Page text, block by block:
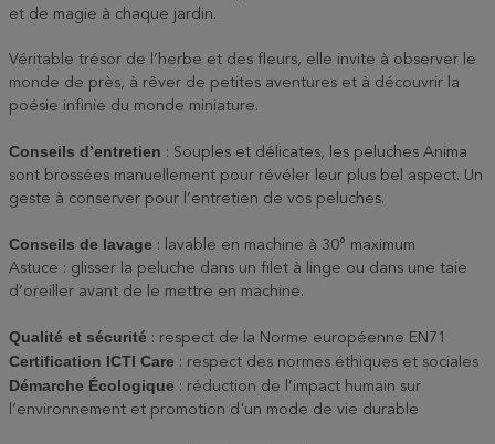
et de magie à chaque jardin.
Véritable trésor de l’herbe et des fleurs, elle invite à observer le
monde de près, à rêver de petites aventures et à découvrir la
poésie infinie du monde miniature.
Conseils d’entretien : Souples et délicates, les peluches Anima
sont brossées manuellement pour révéler leur plus bel aspect. Un
geste à conserver pour l’entretien de vos peluches.
Conseils de lavage : lavable en machine à 30° maximum
Astuce : glisser la peluche dans un filet à linge ou dans une taie
d’oreiller avant de le mettre en machine.
Qualité et sécurité : respect de la Norme européenne EN71
Certification ICTI Care : respect des normes éthiques et sociales
Démarche Écologique : réduction de l’impact humain sur
l’environnement et promotion d'un mode de vie durable